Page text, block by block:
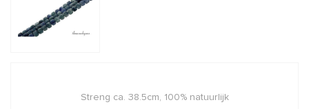
Streng ca. 38.5cm, 100% natuurlijk